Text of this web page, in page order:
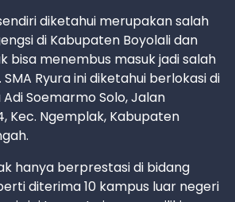
diketahui merupakan salah
di Kabupaten Boyolali dan
bisa menembus masuk jadi salah
Ryura ini diketahui berlokasi di
Soemarmo Solo, Jalan
Kec. Ngemplak, Kabupaten
hanya berprestasi di bidang
diterima 10 kampus luar negeri